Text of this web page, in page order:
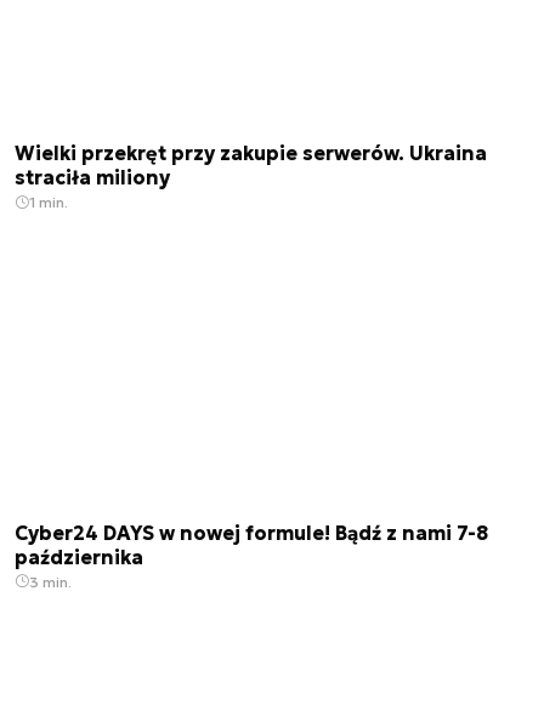
Wielki przekręt przy zakupie serwerów. Ukraina
straciła miliony
1 min.
Cyber24 DAYS w nowej formule! Bądź z nami 7-8
października
3 min.